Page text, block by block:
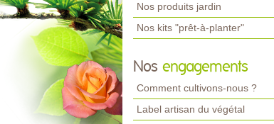
Nos produits jardin
Nos kits "prêt-à-planter"
Nos engagements
Comment cultivons-nous ?
Label artisan du végétal